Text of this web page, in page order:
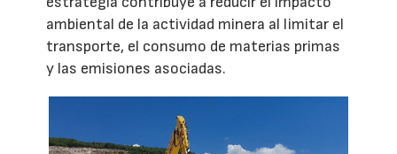
ambiental de la actividad minera al limitar el
transporte, el consumo de materias primas
y las emisiones asociadas.